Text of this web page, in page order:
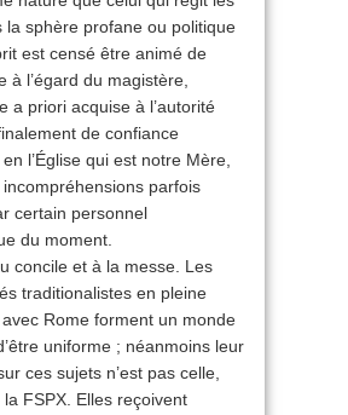
la sphère profane ou politique
est censé être animé de
à l’égard du magistère,
a priori acquise à l’autorité
de confiance
l’Église qui est notre Mère,
parfois
certain personnel
du moment.
concile et à la messe. Les
traditionalistes en pleine
Rome forment un monde
uniforme ; néanmoins leur
ces sujets n’est pas celle,
FSPX. Elles reçoivent